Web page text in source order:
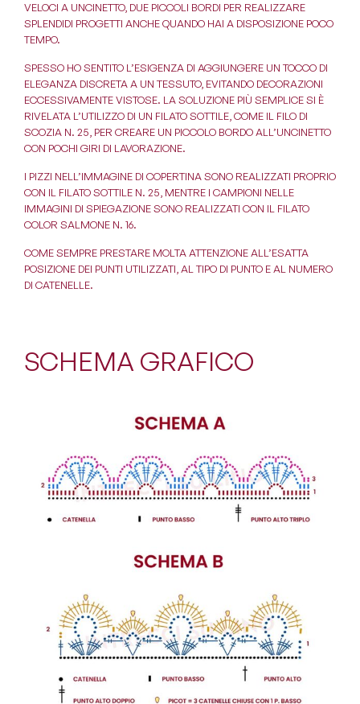
VELOCI A UNCINETTO, DUE PICCOLI BORDI PER REALIZZARE
SPLENDIDI PROGETTI ANCHE QUANDO HAI A DISPOSIZIONE POCO
TEMPO.
SPESSO HO SENTITO L’ESIGENZA DI AGGIUNGERE UN TOCCO DI
ELEGANZA DISCRETA A UN TESSUTO, EVITANDO DECORAZIONI
ECCESSIVAMENTE VISTOSE. LA SOLUZIONE PIÙ SEMPLICE SI È
RIVELATA L’UTILIZZO DI UN FILATO SOTTILE, COME IL FILO DI
SCOZIA N. 25, PER CREARE UN PICCOLO BORDO ALL’UNCINETTO
CON POCHI GIRI DI LAVORAZIONE.
I PIZZI NELL’IMMAGINE DI COPERTINA SONO REALIZZATI PROPRIO
CON IL FILATO SOTTILE N. 25, MENTRE I CAMPIONI NELLE
IMMAGINI DI SPIEGAZIONE SONO REALIZZATI CON IL FILATO
COLOR SALMONE N. 16.
COME SEMPRE PRESTARE MOLTA ATTENZIONE ALL’ESATTA
POSIZIONE DEI PUNTI UTILIZZATI, AL TIPO DI PUNTO E AL NUMERO
DI CATENELLE.
SCHEMA GRAFICO